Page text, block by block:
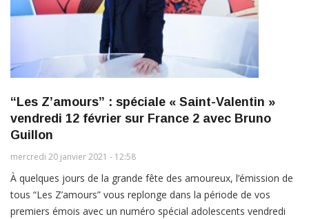
“Les Z’amours” : spéciale « Saint-Valentin »
vendredi 12 février sur France 2 avec Bruno
Guillon
mercredi 20 janvier 2021 - 12:58
À quelques jours de la grande fête des amoureux, l’émission de
tous “Les Z’amours” vous replonge dans la période de vos
premiers émois avec un numéro spécial adolescents vendredi